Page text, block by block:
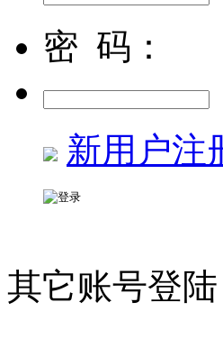
密 码：
新用户注
其它账号登陆